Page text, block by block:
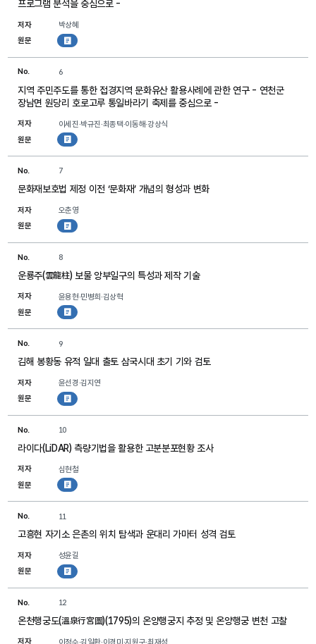
프로그램 분석을 중심으로 -
저자
박상혜
원문
첨부파일
No. 6
지역 주민주도를 통한 접경지역 문화유산 활용사례에 관한 연구 - 연천군
장남면 원당리 호로고루 통일바라기 축제를 중심으로 -
저자
이세진·박규진·최종택·이동해·강상식
원문
첨부파일
No. 7
문화재보호법 제정 이전 ‘문화재’ 개념의 형성과 변화
저자
오춘영
원문
첨부파일
No. 8
운룡주(雲龍柱) 보물 앙부일구의 특성과 제작 기술
저자
윤용현·민병희·김상혁
원문
첨부파일
No. 9
김해 봉황동 유적 일대 출토 삼국시대 초기 기와 검토
저자
윤선경·김지연
원문
첨부파일
No. 10
라이다(LiDAR) 측량기법을 활용한 고분분포현황 조사
저자
심현철
원문
첨부파일
No. 11
고흥현 자기소 은촌의 위치 탐색과 운대리 가마터 성격 검토
저자
성윤길
원문
첨부파일
No. 12
온천행궁도(溫泉行宮圖)(1795)의 온양행궁지 추정 및 온양행궁 변천 고찰
저자
이정수·김일환·이경미·지원구·최재성